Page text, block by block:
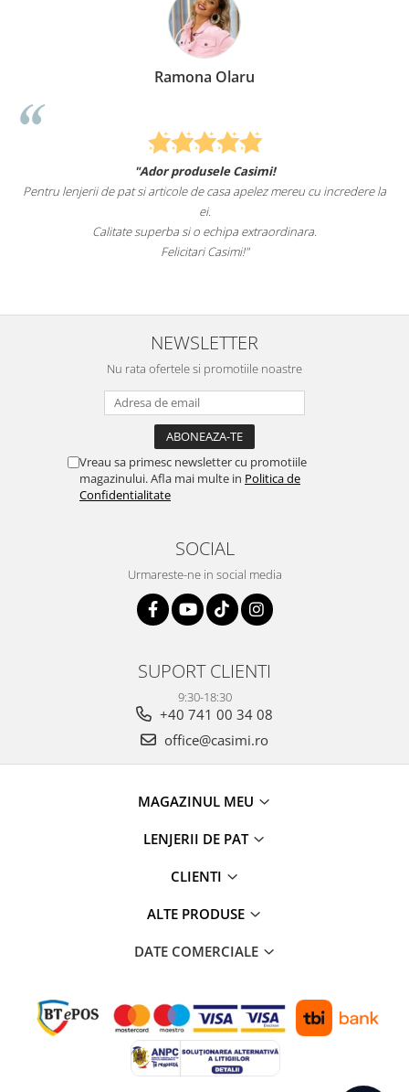
Ramona Olaru
"Ador produsele Casimi!
Pentru lenjerii de pat si articole de casa apelez mereu cu incredere la
ei.
Calitate superba si o echipa extraordinara.
Felicitari Casimi!"
NEWSLETTER
Nu rata ofertele si promotiile noastre
Vreau sa primesc newsletter cu promotiile
magazinului. Afla mai multe in Politica de
Confidentialitate
SOCIAL
Urmareste-ne in social media
SUPORT CLIENTI
9:30-18:30
+40 741 00 34 08
office@casimi.ro
MAGAZINUL MEU
LENJERII DE PAT
CLIENTI
ALTE PRODUSE
DATE COMERCIALE